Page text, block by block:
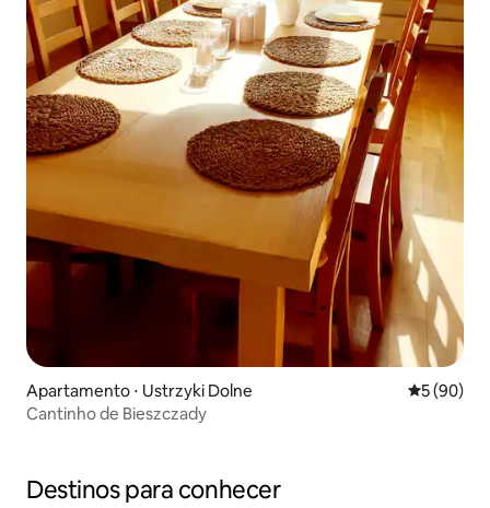
Apartamento ⋅ Ustrzyki Dolne 5 de uma
5 (90)
Cantinho de Bieszczady
Destinos para conhecer